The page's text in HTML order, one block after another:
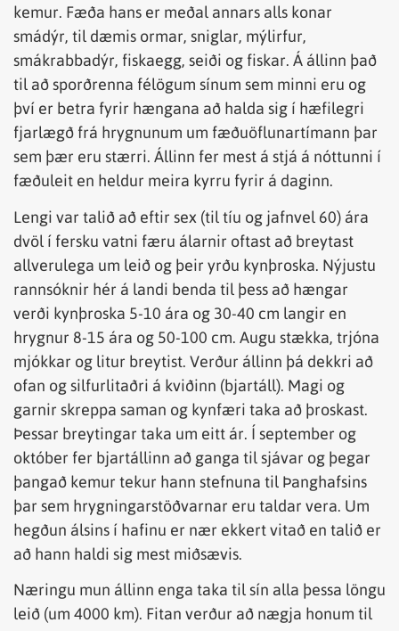
kemur. Fæða hans er meðal annars alls konar
smádýr, til dæmis ormar, sniglar, mýlirfur,
smákrabbadýr, fiskaegg, seiði og fiskar. Á állinn það
til að sporðrenna félögum sínum sem minni eru og
því er betra fyrir hængana að halda sig í hæfilegri
fjarlægð frá hrygnunum um fæðuöflunartímann þar
sem þær eru stærri. Állinn fer mest á stjá á nóttunni í
fæðuleit en heldur meira kyrru fyrir á daginn.
Lengi var talið að eftir sex (til tíu og jafnvel 60) ára
dvöl í fersku vatni færu álarnir oftast að breytast
allverulega um leið og þeir yrðu kynþroska. Nýjustu
rannsóknir hér á landi benda til þess að hængar
verði kynþroska 5-10 ára og 30-40 cm langir en
hrygnur 8-15 ára og 50-100 cm. Augu stækka, trjóna
mjókkar og litur breytist. Verður állinn þá dekkri að
ofan og silfurlitaðri á kviðinn (bjartáll). Magi og
garnir skreppa saman og kynfæri taka að þroskast.
Þessar breytingar taka um eitt ár. Í september og
október fer bjartállinn að ganga til sjávar og þegar
þangað kemur tekur hann stefnuna til Þanghafsins
þar sem hrygningarstöðvarnar eru taldar vera. Um
hegðun álsins í hafinu er nær ekkert vitað en talið er
að hann haldi sig mest miðsævis.
Næringu mun állinn enga taka til sín alla þessa löngu
leið (um 4000 km). Fitan verður að nægja honum til